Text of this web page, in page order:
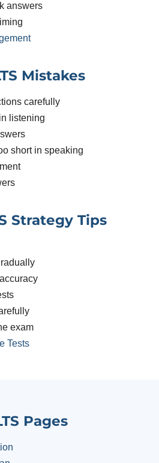
answers
Mistakes
carefully
listening
short in speaking
Strategy Tips
exam
Tests
Pages